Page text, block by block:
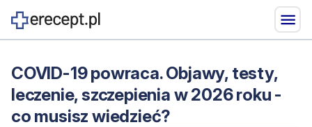
COVID-19 powraca. Objawy, testy,
leczenie, szczepienia w 2026 roku -
co musisz wiedzieć?